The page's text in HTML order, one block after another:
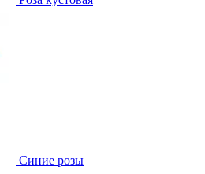
Синие розы